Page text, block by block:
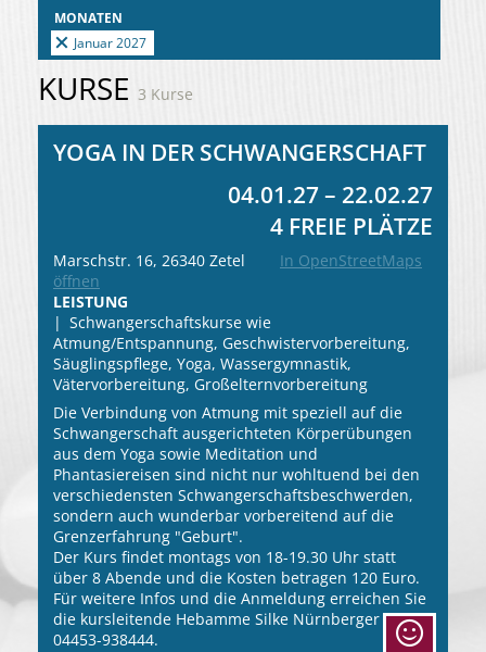
MONATEN
Januar 2027
KURSE 3 Kurse
YOGA IN DER SCHWANGERSCHAFT
04.01.27 – 22.02.27
4 FREIE PLÄTZE
Marschstr. 16, 26340 Zetel
In OpenStreetMaps
öffnen
LEISTUNG
Schwangerschaftskurse wie
Atmung/Entspannung, Geschwistervorbereitung,
Säuglingspflege, Yoga, Wassergymnastik,
Vätervorbereitung, Großelternvorbereitung
Die Verbindung von Atmung mit speziell auf die
Schwangerschaft ausgerichteten Körperübungen
aus dem Yoga sowie Meditation und
Phantasiereisen sind nicht nur wohltuend bei den
verschiedensten Schwangerschaftsbeschwerden,
sondern auch wunderbar vorbereitend auf die
Grenzerfahrung "Geburt".
Der Kurs findet montags von 18-19.30 Uhr statt
über 8 Abende und die Kosten betragen 120 Euro.
Für weitere Infos und die Anmeldung erreichen Sie
die kursleitende Hebamme Silke Nürnberger unter:
04453-938444.